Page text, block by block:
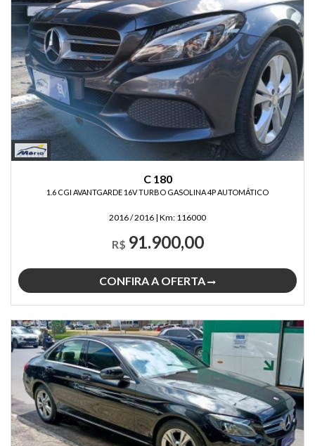
C 180
1.6 CGI AVANTGARDE 16V TURBO GASOLINA 4P AUTOMÁTICO
2016 / 2016 | Km: 116000
R$ 91.900,00
CONFIRA A OFERTA